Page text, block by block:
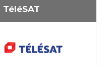
TéléSAT